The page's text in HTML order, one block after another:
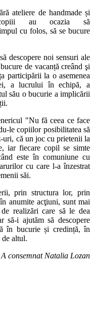
ateliere de handmade și
copiii au ocazia să
cu folos, să se bucure
descopere noi sensuri ale
de vacanță creând şi
participării la o asemenea
a lucrului în echipă, a
său o bucurie a implicării
"Nu fă ceea ce face
le copiilor posibilitatea să
uri, că un joc cu prietenii la
iar fiecare copil se simte
este în comuniune cu
cu care l-a înzestrat
săi.
prin structura lor, prin
anumite acţiuni, sunt mai
realizări care să le dea
să-i ajutăm să descopere
în bucurie și credință, în
de altul.
A consemnat Natalia Lozan